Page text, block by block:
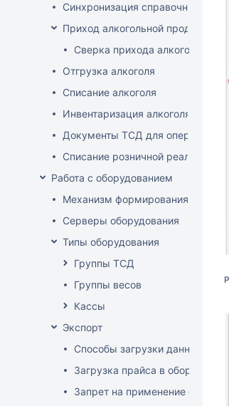
Синхронизация справочников
Приход алкогольной продукции
Сверка прихода алкоголя на
Отгрузка алкоголя
Списание алкоголя
Инвентаризация алкоголя
Документы ТСД для операций с
Списание розничной реализации
Работа с оборудованием
Механизм формирования стоп-
Серверы оборудования
Типы оборудования
Группы ТСД
Группы весов
Кассы
Экспорт
Способы загрузки данных в
Загрузка прайса в
Запрет на применение скидок